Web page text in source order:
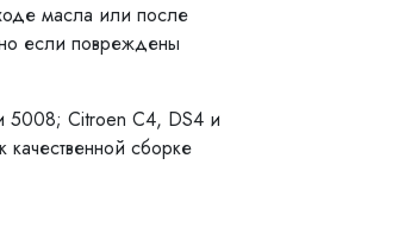
масла или после
если повреждены
5008; Citroen C4, DS4 и
качественной сборке